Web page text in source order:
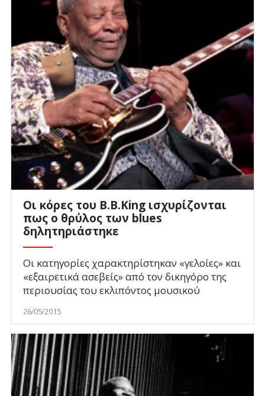
Οι κόρες του Β.Β.King ισχυρίζονται
πως ο θρύλος των blues
δηλητηριάστηκε
Οι κατηγορίες χαρακτηρίστηκαν «γελοίες» και
«εξαιρετικά ασεβείς» από τον δικηγόρο της
περιουσίας του εκλιπόντος μουσικού
26/05/2015